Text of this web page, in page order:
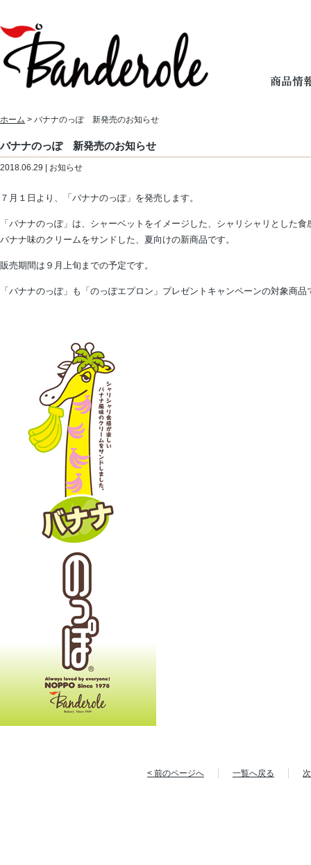
ホーム > バナナのっぽ 新発売のお知らせ
バナナのっぽ 新発売のお知らせ
2018.06.29 | お知らせ
７月１日より、「バナナのっぽ」を発売します。
「バナナのっぽ」は、シャーベットをイメージした、シャリシャリとした食
バナナ味のクリームをサンドした、夏向けの新商品です。
販売期間は９月上旬までの予定です。
「バナナのっぽ」も「のっぽエプロン」プレゼントキャンペーンの対象商品
< 前のページへ 一覧へ戻る